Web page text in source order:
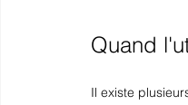
Quand
Il existe